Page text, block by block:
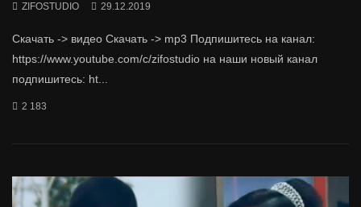
ZIFOSTUDIO 29.12.2019
Скачать -> видео Скачать -> mp3 Подпишитесь на канал:
https://www.youtube.com/c/zifostudio на наши новый канал
подпишитесь: ht...
2 183